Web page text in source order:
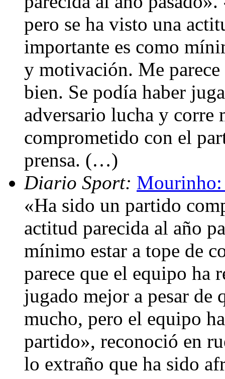
pero se ha visto una
importante es como
y motivación. Me
bien. Se podía haber
adversario lucha y corre
comprometido con el
prensa. (…)
Diario Sport: Mourinho:
«Ha sido un partido
actitud parecida al año
mínimo estar a tope de
parece que el equipo ha
jugado mejor a pesar de
mucho, pero el equipo
partido», reconoció en
lo extraño que ha sido